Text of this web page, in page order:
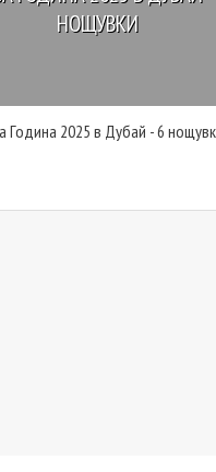
НОЩУВКИ
Година 2025 в Дубай - 6